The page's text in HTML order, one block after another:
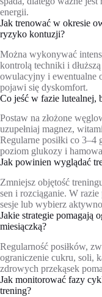
energii.
Jak trenować w okresie
ryzyko kontuzji?
Można wykonywać
kontrolą techniki i
owulacyjny i ewentualne
pojawi się dyskomfort.
Co jeść w fazie lutealnej,
Postaw na złożone
uzupełniaj magnez,
Regularne posiłki co 3–4
poziom glukozy i
Jak powinien wyglądać
Zmniejsz objętość
sen i rozciąganie. W
sesje lub wybierz
Jakie strategie pomagają
miesiączką?
Regularność posiłków,
ograniczenie cukru, soli,
zdrowych przekąsek
Jak monitorować fazy
trening?